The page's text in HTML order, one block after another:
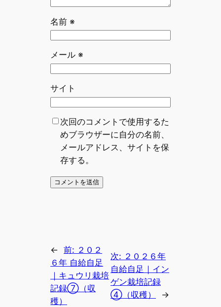
名前 ※
メール ※
サイト
次回のコメントで使用するた
めブラウザーに自分の名前、
メールアドレス、サイトを保
存する。
← 前: ２０２
６年 自給自足
｜キュウリ栽培
記録⑦（収
穫）
次: ２０２６年
自給自足｜イン
ゲン栽培記録
④（収穫）
→